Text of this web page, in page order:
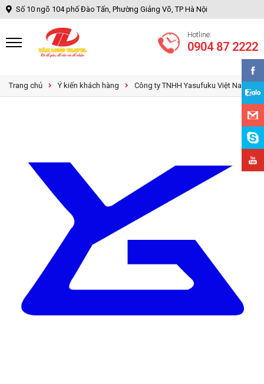
Số 10 ngõ 104 phố Đào Tấn, Phường Giảng Võ, TP Hà Nội
Hotline:
0904 87 2222
Trang chủ Ý kiến khách hàng Công ty TNHH Yasufuku Việt Nam